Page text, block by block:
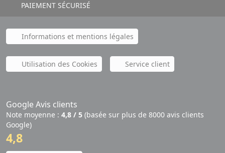
PAIEMENT SÉCURISÉ
Informations et mentions légales
Utilisation des Cookies Service client
Google Avis clients
Note moyenne : 4,8 / 5 (basée sur plus de 8000 avis clients
Google)
4,8